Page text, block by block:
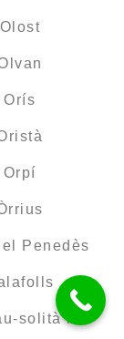
Penedès
solità i